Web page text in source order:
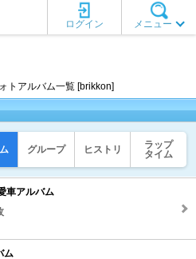
メニュー
ログイン
トアルバム一覧 [brikkon]
グループ ヒストリ
ラップ
タイム
車アルバム
ム